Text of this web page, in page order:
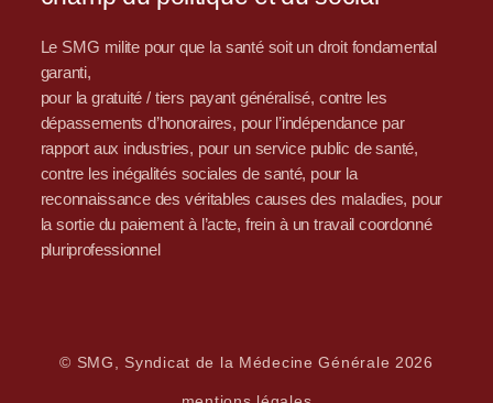
Le SMG milite pour que la santé soit un droit fondamental
garanti,
pour la gratuité / tiers payant généralisé, contre les
dépassements d’honoraires, pour l’indépendance par
rapport aux industries, pour un service public de santé,
contre les inégalités sociales de santé, pour la
reconnaissance des véritables causes des maladies, pour
la sortie du paiement à l’acte, frein à un travail coordonné
pluriprofessionnel
© SMG, Syndicat de la Médecine Générale 2026